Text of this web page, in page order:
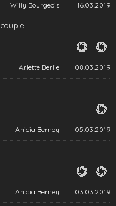
Willy Bourgeois 16.03.2019
couple
Arlette Berlie 08.03.2019
Anicia Berney 05.03.2019
Anicia Berney 03.03.2019